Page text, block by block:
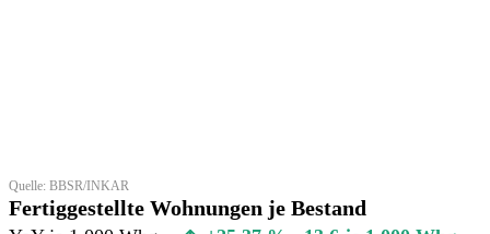
Quelle: BBSR/INKAR
Fertiggestellte Wohnungen je Bestand